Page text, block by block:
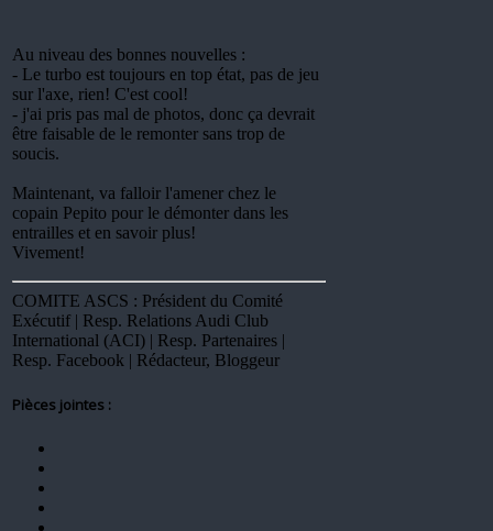
Au niveau des bonnes nouvelles :
- Le turbo est toujours en top état, pas de jeu
sur l'axe, rien! C'est cool!
- j'ai pris pas mal de photos, donc ça devrait
être faisable de le remonter sans trop de
soucis.
Maintenant, va falloir l'amener chez le
copain Pepito pour le démonter dans les
entrailles et en savoir plus!
Vivement!
COMITE ASCS : Président du Comité
Exécutif | Resp. Relations Audi Club
International (ACI) | Resp. Partenaires |
Resp. Facebook | Rédacteur, Bloggeur
Pièces jointes :